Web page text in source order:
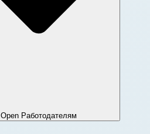
Open Работодателям